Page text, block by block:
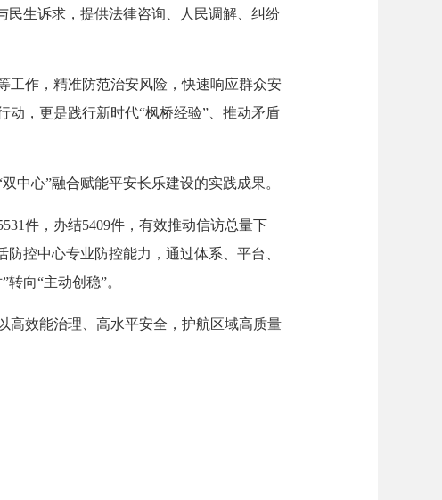
生诉求，提供法律咨询、人民调解、纠纷
作，精准防范治安风险，快速响应群众安
，更是践行新时代“枫桥经验”、推动矛盾
心”融合赋能平安长乐建设的实践成果。
件，办结5409件，有效推动信访总量下
控中心专业防控能力，通过体系、平台、
向“主动创稳”。
效能治理、高水平安全，护航区域高质量